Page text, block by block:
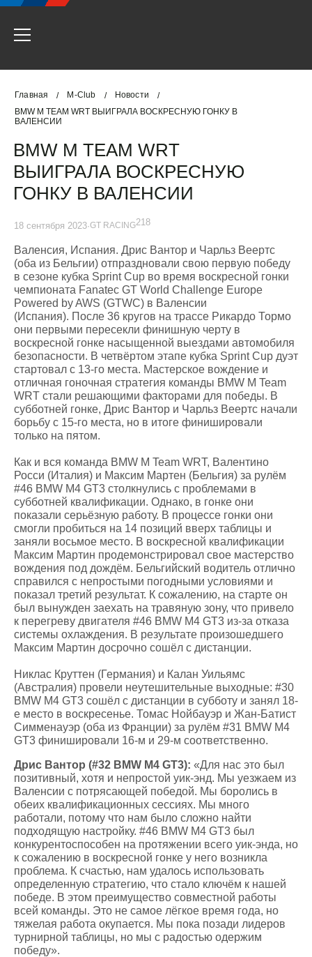
Главная / M-Club / Новости
/
BMW M TEAM WRT ВЫИГРАЛА ВОСКРЕСНУЮ ГОНКУ В
ВАЛЕНСИИ
BMW M TEAM WRT
ВЫИГРАЛА ВОСКРЕСНУЮ
ГОНКУ В ВАЛЕНСИИ
18 сентября 2023·GT RACING218
Валенсия, Испания. Дрис Вантор и Чарльз Веертс
(оба из Бельгии) отпраздновали свою первую победу
в сезоне кубка Sprint Cup во время воскресной гонки
чемпионата Fanatec GT World Challenge Europe
Powered by AWS (GTWC) в Валенсии
(Испания). После 36 кругов на трассе Рикардо Тормо
они первыми пересекли финишную черту в
воскресной гонке насыщенной выездами автомобиля
безопасности. В четвёртом этапе кубка Sprint Cup дуэт
стартовал с 13-го места. Мастерское вождение и
отличная гоночная стратегия команды BMW M Team
WRT стали решающими факторами для победы. В
субботней гонке, Дрис Вантор и Чарльз Веертс начали
борьбу с 15-го места, но в итоге финишировали
только на пятом.
Как и вся команда BMW M Team WRT, Валентино
Росси (Италия) и Максим Мартен (Бельгия) за рулём
#46 BMW M4 GT3 столкнулись с проблемами в
субботней квалификации. Однако, в гонке они
показали серьёзную работу. В процессе гонки они
смогли пробиться на 14 позиций вверх таблицы и
заняли восьмое место. В воскресной квалификации
Максим Мартин продемонстрировал свое мастерство
вождения под дождём. Бельгийский водитель отлично
справился с непростыми погодными условиями и
показал третий результат. К сожалению, на старте он
был вынужден заехать на травяную зону, что привело
к перегреву двигателя #46 BMW M4 GT3 из-за отказа
системы охлаждения. В результате произошедшего
Максим Мартин досрочно сошёл с дистанции.
Никлас Круттен (Германия) и Калан Уильямс
(Австралия) провели неутешительные выходные: #30
BMW M4 GT3 сошёл с дистанции в субботу и занял 18-
е место в воскресенье. Томас Нойбауэр и Жан-Батист
Симменауэр (оба из Франции) за рулём #31 BMW M4
GT3 финишировали 16-м и 29-м соответственно.
Дрис Вантор (#32 BMW M4 GT3): «Для нас это был
позитивный, хотя и непростой уик-энд. Мы уезжаем из
Валенсии с потрясающей победой. Мы боролись в
обеих квалификационных сессиях. Мы много
работали, потому что нам было сложно найти
подходящую настройку. #46 BMW M4 GT3 был
конкурентоспособен на протяжении всего уик-энда, но
к сожалению в воскресной гонке у него возникла
проблема. К счастью, нам удалось использовать
определенную стратегию, что стало ключём к нашей
победе. В этом преимущество совместной работы
всей команды. Это не самое лёгкое время года, но
тяжелая работа окупается. Мы пока позади лидеров
турнирной таблицы, но мы с радостью одержим
победу».